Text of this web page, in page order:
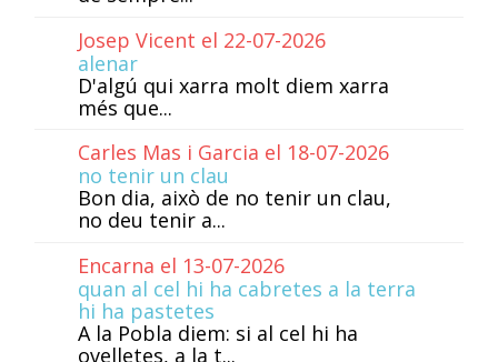
Josep Vicent el 22-07-2026
alenar
D'algú qui xarra molt diem xarra
més que...
Carles Mas i Garcia el 18-07-2026
no tenir un clau
Bon dia, això de no tenir un clau,
no deu tenir a...
Encarna el 13-07-2026
quan al cel hi ha cabretes a la terra
hi ha pastetes
A la Pobla diem: si al cel hi ha
ovelletes, a la t...